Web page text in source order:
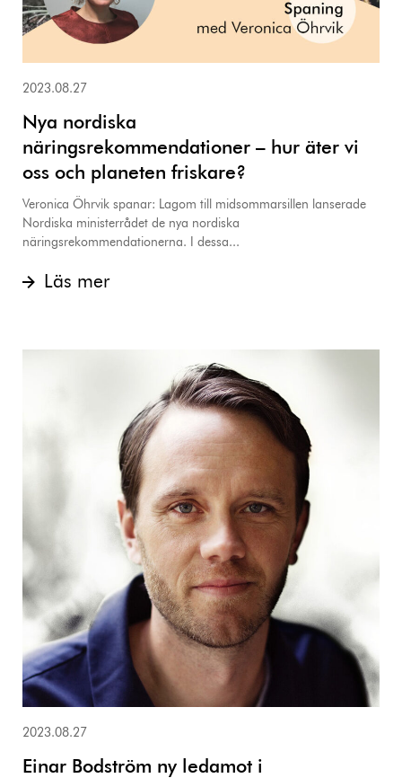
2023.08.27
Nya nordiska
näringsrekommendationer – hur äter vi
oss och planeten friskare?
Veronica Öhrvik spanar: Lagom till midsommarsillen lanserade
Nordiska ministerrådet de nya nordiska
näringsrekommendationerna. I dessa...
Läs mer
2023.08.27
Einar Bodström ny ledamot i